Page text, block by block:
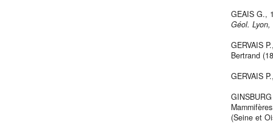
GEAIS G.,
Géol. Lyon,
GERVAIS
Bertrand
GERVAIS
(Seine et